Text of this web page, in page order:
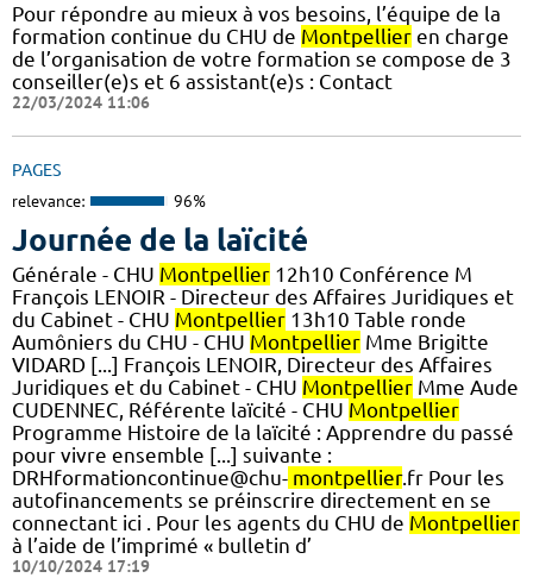
Pour répondre au mieux à vos besoins, l’équipe de la
formation continue du CHU de Montpellier en charge
de l’organisation de votre formation se compose de 3
conseiller(e)s et 6 assistant(e)s : Contact
22/03/2024 11:06
PAGES
relevance: 96%
Journée de la laïcité
Générale - CHU Montpellier 12h10 Conférence M
François LENOIR - Directeur des Affaires Juridiques et
du Cabinet - CHU Montpellier 13h10 Table ronde
Aumôniers du CHU - CHU Montpellier Mme Brigitte
VIDARD [...] François LENOIR, Directeur des Affaires
Juridiques et du Cabinet - CHU Montpellier Mme Aude
CUDENNEC, Référente laïcité - CHU Montpellier
Programme Histoire de la laïcité : Apprendre du passé
pour vivre ensemble [...] suivante :
DRHformationcontinue@chu- montpellier.fr Pour les
autofinancements se préinscrire directement en se
connectant ici . Pour les agents du CHU de Montpellier
à l’aide de l’imprimé « bulletin d’
10/10/2024 17:19